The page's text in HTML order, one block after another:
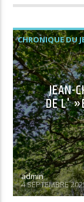
CHRONIQUE DU
JEAN-
DE L'
admin
4 SEPTEMBRE